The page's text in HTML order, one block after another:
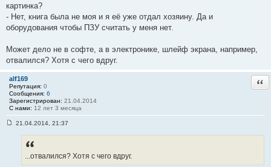
н
и
#
картинка?
- Нет, книга была не моя и я её уже отдал хозяину. Да и
оборудования чтобы ПЗУ считать у меня нет.
Может дело не в софте, а в электронике, шлейф экрана, например,
отвалился? Хотя с чего вдруг.
alf169
Репутация: 0
Сообщения: 6
Зарегистрирован: 21.04.2014
С нами: 12 лет 3 месяца
21.04.2014, 21:37
...отвалился? Хотя с чего вдруг.